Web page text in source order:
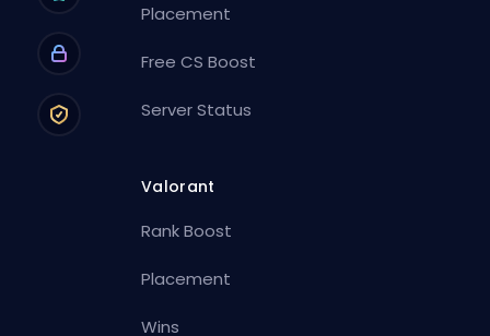
Placement
Free CS Boost
Server Status
Valorant
Rank Boost
Placement
Wins